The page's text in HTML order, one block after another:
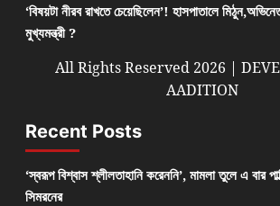
‘বিষয়টা নীরব রাখতে চেয়েছিলেন’! হাসপাতালে
মুখ্যমন্ত্রী ?
All Rights Reserved 2026 |
AADITION
Recent Posts
‘স্বরূপ বিশ্বাস শ্লীলতাহানি করেননি’, মামলা তুলে এ বার
সিমরনের